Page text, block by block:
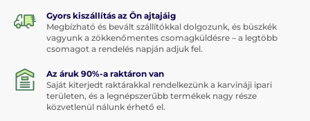
Gyors kiszállítás az Ön ajtajáig
Megbízható és bevált szállítókkal dolgozunk, és büszkék
vagyunk a zökkenőmentes csomagküldésre – a legtöbb
csomagot a rendelés napján adjuk fel.
Az áruk 90%-a raktáron van
Saját kiterjedt raktárakkal rendelkezünk a karvináji ipari
területen, és a legnépszerűbb termékek nagy része
közvetlenül nálunk érhető el.